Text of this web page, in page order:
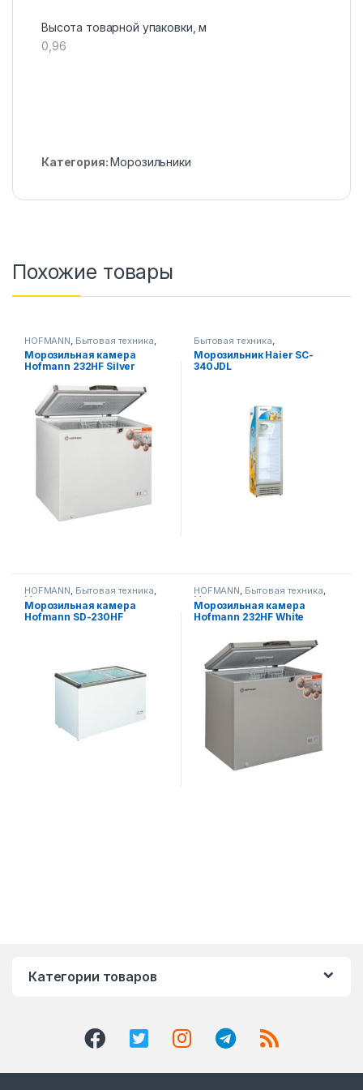
Высота товарной упаковки, м
0,96
Категория:Морозильники
Похожие товары
HOFMANN Бытовая техника
Морозильники
Морозильная камера
Hofmann 232HF Silver
Бытовая техника
Морозильники
Морозильник Haier SC-
340JDL
HOFMANN, Бытовая техника,
Морозильники
Морозильная камера
Hofmann SD-230HF
HOFMANN, Бытовая техника,
Морозильники
Морозильная камера
Hofmann 232HF White
Категории товаров